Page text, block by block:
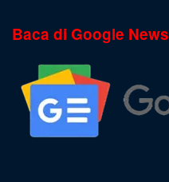
Baca di Google News